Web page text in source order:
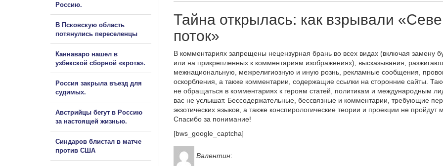
Тайна открылась: как взрывали
поток»
В комментариях запрещены нецензурная брань во всех видах (включая замену
или на прикрепленных к комментариям изображениях), высказывания,
межнациональную, межрелигиозную и иную рознь, рекламные сообщения,
оскорбления, а также комментарии, содержащие ссылки на сторонние сайты.
не обращаться в комментариях к героям статей, политикам и международным
вас не услышат. Бессодержательные, бессвязные и комментарии, требующие
экзотических языков, а также конспирологические теории и проекции не
Спасибо за понимание!
[bws_google_captcha]
Валентин:
Россию.
В Псковскую область
потянулись переселенцы
Каннаваро нашел в
узбекской сборной «крота».
Россия закрыла въезд для
судимых.
Австрийцы бегут в Россию
за настоящей жизнью.
Синдаров блистал в матче
против США